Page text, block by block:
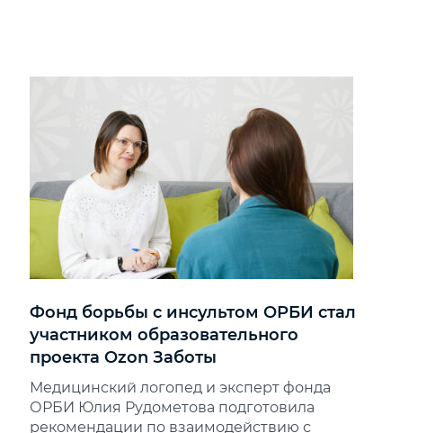
Фонд борьбы с инсультом ОРБИ стал
участником образовательного
проекта Ozon Заботы
Медицинский логопед и эксперт фонда
ОРБИ Юлия Рудометова подготовила
рекомендации по взаимодействию с